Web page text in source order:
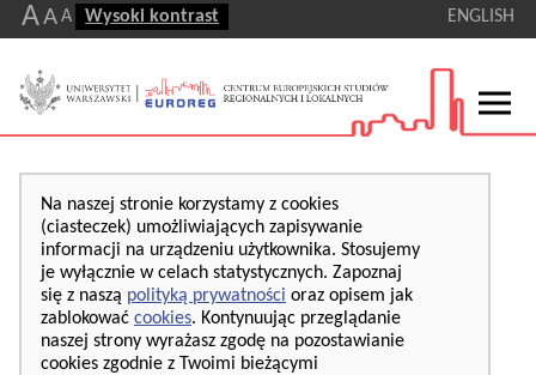
AA A Wysoki kontrast ENGLISH
Na naszej stronie korzystamy z cookies
(ciasteczek) umożliwiających zapisywanie
informacji na urządzeniu użytkownika. Stosujemy
je wyłącznie w celach statystycznych. Zapoznaj
się z naszą polityką prywatności oraz opisem jak
zablokować cookies. Kontynuując przeglądanie
naszej strony wyrażasz zgodę na pozostawianie
cookies zgodnie z Twoimi bieżącymi